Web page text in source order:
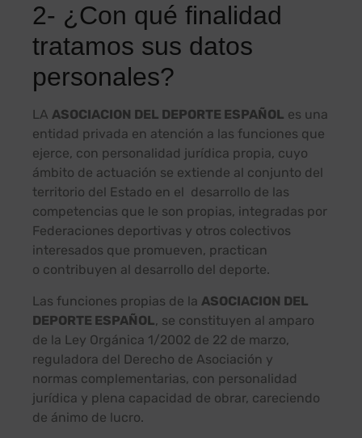
2- ¿Con qué finalidad
tratamos sus datos
personales?
LA ASOCIACION DEL DEPORTE ESPAÑOL es una
entidad privada en atención a las funciones que
ejerce, con personalidad jurídica propia, cuyo
ámbito de actuación se extiende al conjunto del
territorio del Estado en el desarrollo de las
competencias que le son propias, integradas por
Federaciones deportivas y otros colectivos
interesados que promueven, practican
o contribuyen al desarrollo del deporte.
Las funciones propias de la ASOCIACION DEL
DEPORTE ESPAÑOL, se constituyen al amparo
de la Ley Orgánica 1/2002 de 22 de marzo,
reguladora del Derecho de Asociación y
normas complementarias, con personalidad
jurídica y plena capacidad de obrar, careciendo
de ánimo de lucro.